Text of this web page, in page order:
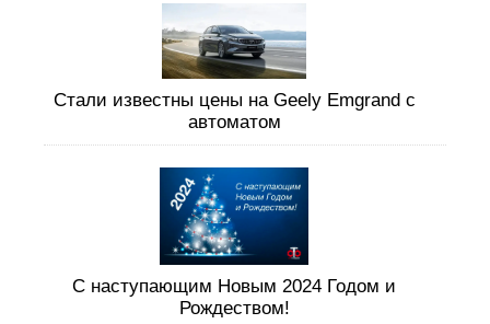
Стали известны цены на Geely Emgrand с
автоматом
С наступающим Новым 2024 Годом и
Рождеством!